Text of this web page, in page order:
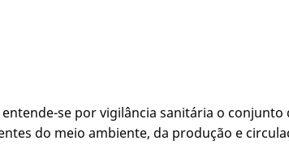
entende-se por vigilância sanitária o
do meio ambiente, da produção e